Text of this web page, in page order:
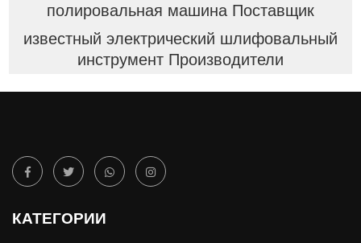
полировальная машина Поставщик
известный электрический шлифовальный
инструмент Производители
КАТЕГОРИИ